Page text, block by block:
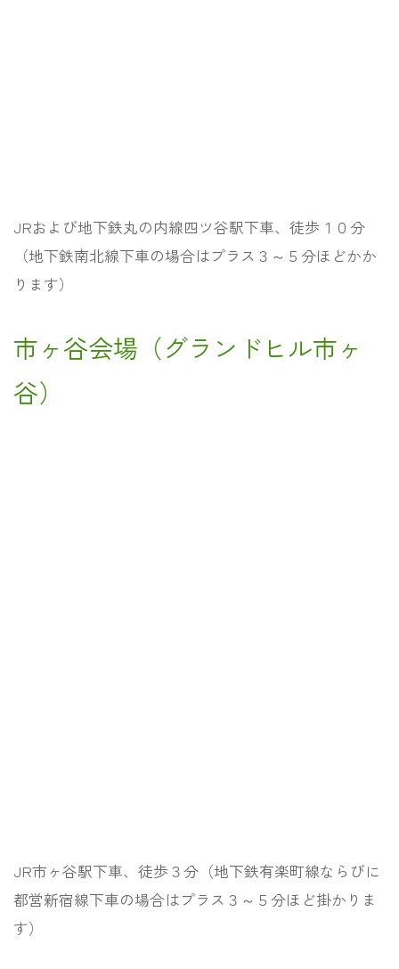
JRおよび地下鉄丸の内線四ツ谷駅下車、徒歩１０分
（地下鉄南北線下車の場合はプラス３～５分ほどかか
ります）
市ヶ谷会場（グランドヒル市ヶ
谷）
JR市ヶ谷駅下車、徒歩３分（地下鉄有楽町線ならびに
都営新宿線下車の場合はプラス３～５分ほど掛かりま
す）